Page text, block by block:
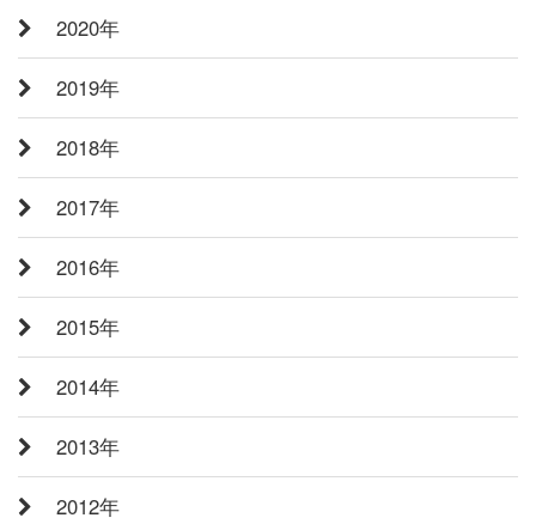
2020年
2019年
2018年
2017年
2016年
2015年
2014年
2013年
2012年